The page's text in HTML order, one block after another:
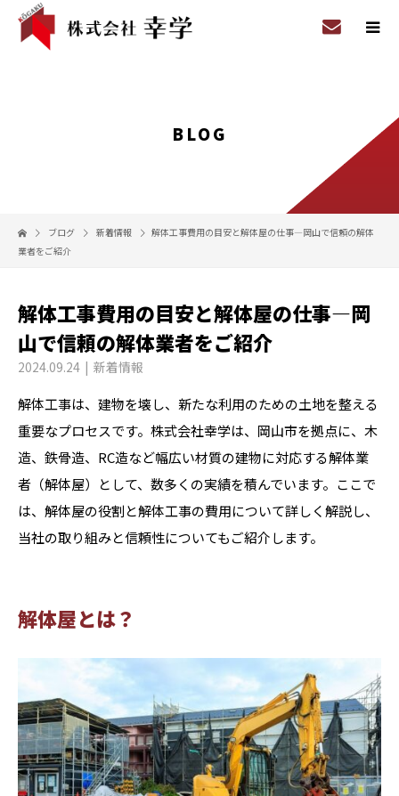
BLOG
ブログ 新着情報
解体工事費用の目安と解体屋の仕事—岡山で信頼の解体
業者をご紹介
解体工事費用の目安と解体屋の仕事—岡
山で信頼の解体業者をご紹介
2024.09.24 新着情報
解体工事は、建物を壊し、新たな利用のための土地を整える
重要なプロセスです。株式会社幸学は、岡山市を拠点に、木
造、鉄骨造、RC造など幅広い材質の建物に対応する解体業
者（解体屋）として、数多くの実績を積んでいます。ここで
は、解体屋の役割と解体工事の費用について詳しく解説し、
当社の取り組みと信頼性についてもご紹介します。
解体屋とは？